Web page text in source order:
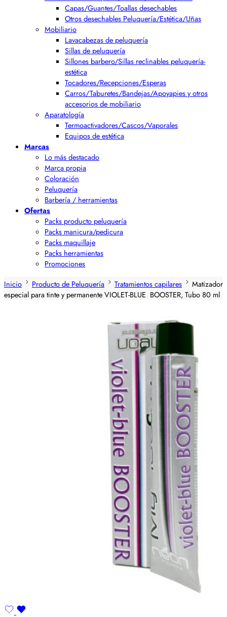
Capas/Guantes/Toallas desechables
Otros desechables Peluquería/Estética/Uñas
Mobiliario
Lavacabezas de peluquería
Sillas de peluquería
Sillones barbero/Sillas reclinables peluquería-
estética
Tocadores/Recepciones/Esperas
Carros/Taburetes/Bandejas/Apoyapies y otros
accesorios de mobiliario
Aparatología
Termoactivadores/Cascos/Vaporales
Equipos de estética
Marcas
Lo más destacado
Marca propia
Coloración
Peluquería
Barbería / herramientas
Ofertas
Packs producto peluquería
Packs manicura/pedicura
Packs maquillaje
Packs herramientas
Promociones
Inicio
Producto de Peluquería Tratamientos capilares
Matizador
especial para tinte y permanente VIOLET-BLUE BOOSTER, Tubo 80 ml